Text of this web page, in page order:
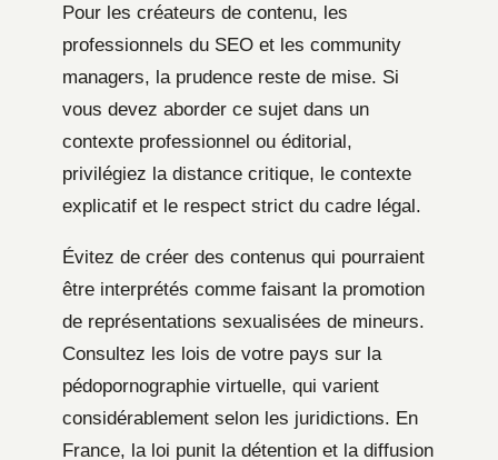
Pour les créateurs de contenu, les
professionnels du SEO et les community
managers, la prudence reste de mise. Si
vous devez aborder ce sujet dans un
contexte professionnel ou éditorial,
privilégiez la distance critique, le contexte
explicatif et le respect strict du cadre légal.
Évitez de créer des contenus qui pourraient
être interprétés comme faisant la promotion
de représentations sexualisées de mineurs.
Consultez les lois de votre pays sur la
pédopornographie virtuelle, qui varient
considérablement selon les juridictions. En
France, la loi punit la détention et la diffusion